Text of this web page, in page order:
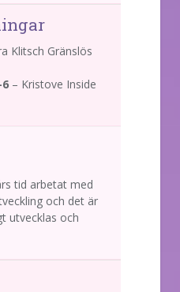
Klitsch Gränslös
– Kristove Inside
tid arbetat med
och det är
utvecklas och